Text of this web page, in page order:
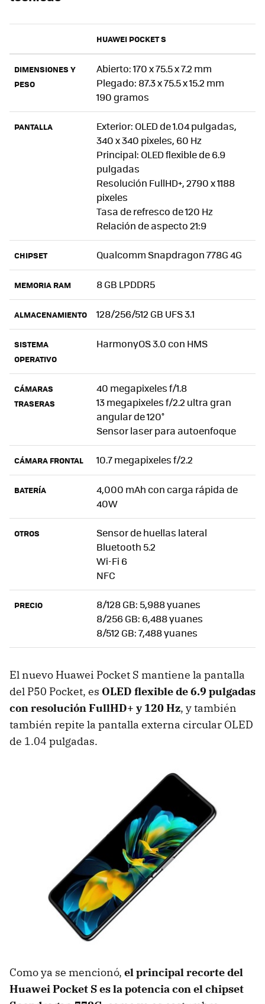
HUAWEI POCKET S
DIMENSIONES Y
PESO
Abierto: 170 x 75.5 x 7.2 mm
Plegado: 87.3 x 75.5 x 15.2 mm
190 gramos
PANTALLA
Exterior: OLED de 1.04 pulgadas,
340 x 340 pixeles, 60 Hz
Principal: OLED flexible de 6.9
pulgadas
Resolución FullHD+, 2790 x 1188
pixeles
Tasa de refresco de 120 Hz
Relación de aspecto 21:9
CHIPSET Qualcomm Snapdragon 778G 4G
MEMORIA RAM 8 GB LPDDR5
ALMACENAMIENTO 128/256/512 GB UFS 3.1
SISTEMA
OPERATIVO
HarmonyOS 3.0 con HMS
CÁMARAS
TRASERAS
40 megapixeles f/1.8
13 megapixeles f/2.2 ultra gran
angular de 120°
Sensor laser para autoenfoque
CÁMARA FRONTAL 10.7 megapixeles f/2.2
BATERÍA
4,000 mAh con carga rápida de
40W
OTROS
Sensor de huellas lateral
Bluetooth 5.2
Wi-Fi 6
NFC
PRECIO
8/128 GB: 5,988 yuanes
8/256 GB: 6,488 yuanes
8/512 GB: 7,488 yuanes
El nuevo Huawei Pocket S mantiene la pantalla
del P50 Pocket, es OLED flexible de 6.9 pulgadas
con resolución FullHD+ y 120 Hz, y también
también repite la pantalla externa circular OLED
de 1.04 pulgadas.
Como ya se mencionó, el principal recorte del
Huawei Pocket S es la potencia con el chipset